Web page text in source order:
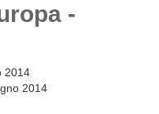
-
2014
2014